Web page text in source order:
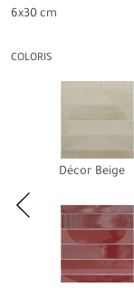
6x30 cm
COLORIS
Décor Beige